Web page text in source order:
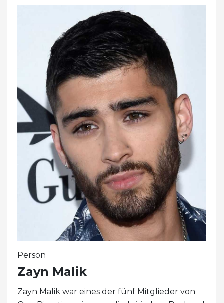
Person
Zayn Malik
Zayn Malik war eines der fünf Mitglieder von